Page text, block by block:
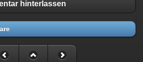
hinterlassen